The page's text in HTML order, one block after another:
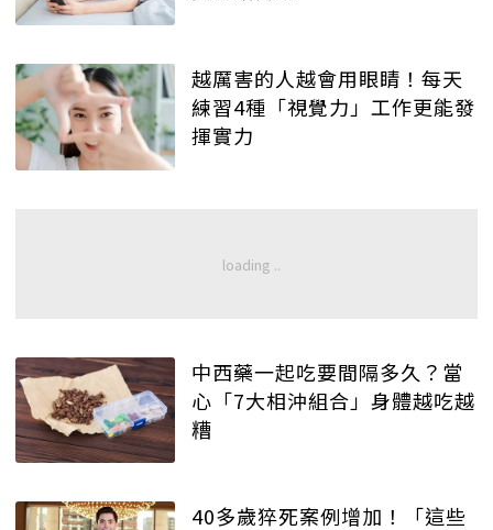
越厲害的人越會用眼睛！每天
練習4種「視覺力」工作更能發
揮實力
中西藥一起吃要間隔多久？當
心「7大相沖組合」身體越吃越
糟
40多歲猝死案例增加！「這些